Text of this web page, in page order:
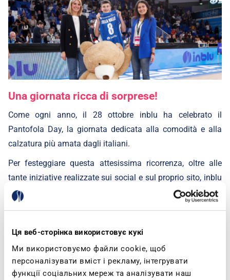
Ця веб-сторінка використовує кукі
Ми використовуємо файли cookie, щоб
персоналізувати вміст і рекламу, інтегрувати
функції соціальних мереж та аналізувати наш
Una giornata ricca di sorprese!
Come ogni anno, il 28 ottobre inblu ha celebrato il
Pantofola Day, la giornata dedicata alla comodità e alla
calzatura più amata dagli italiani.
Per festeggiare questa attesissima ricorrenza, oltre alle
tante iniziative realizzate sui social e sul proprio sito, inblu
ha scelto di trascorrere la giornata con i tifosi della